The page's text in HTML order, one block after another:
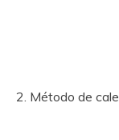
2. Método de